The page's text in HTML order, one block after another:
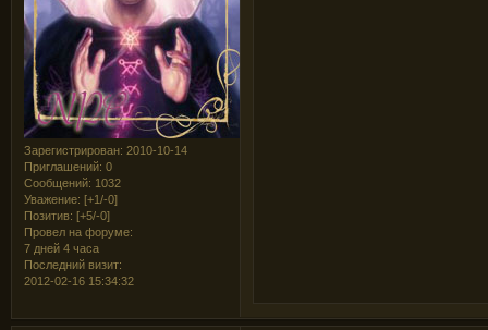
Зарегистрирован: 2010-10-14
Приглашений: 0
Сообщений: 1032
Уважение: [+1/-0]
Позитив: [+5/-0]
Провел на форуме:
7 дней 4 часа
Последний визит:
2012-02-16 15:34:32